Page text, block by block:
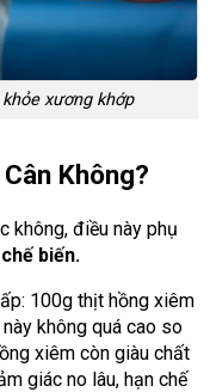
xương khớp
Không?
không, điều này phụ
biến.
100g thịt hồng xiêm
không quá cao so
xiêm còn giàu chất
giác no lâu, hạn chế